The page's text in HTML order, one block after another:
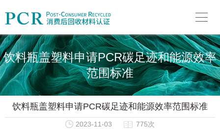
饮料瓶盖塑料申请PCR碳足迹和能源效率
范围标准
饮料瓶盖塑料申请PCR碳足迹和能源效率范围标准
2023-11-03 775次